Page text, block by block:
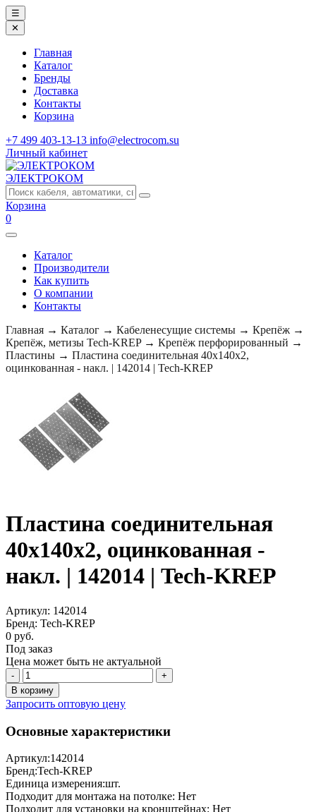
☰
✕
Главная
Каталог
Бренды
Доставка
Контакты
Корзина
+7 499 403-13-13 info@electrocom.su
Личный кабинет
ЭЛЕКТРОКОМ
Корзина
0
Каталог
Производители
Как купить
О компании
Контакты
Главная → Каталог → Кабеленесущие системы → Крепёж →
Крепёж, метизы Tech-KREP→ Крепёж перфорированный →
Пластины → Пластина соединительная 40х140x2,
оцинкованная - накл. | 142014 | Tech-KREP
Пластина соединительная
40х140x2, оцинкованная -
накл. | 142014 | Tech-KREP
Артикул: 142014
Бренд: Tech-KREP
0 руб.
Под заказ
Цена может быть не актуальной
-
+
В корзину
Запросить оптовую цену
Основные характеристики
Артикул:142014
Бренд:Tech-KREP
Единица измерения:шт.
Подходит для монтажа на потолке: Нет
Подходит для установки на кронштейнах: Нет